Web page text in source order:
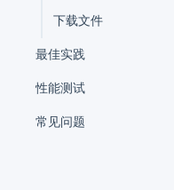
下载文件
最佳实践
性能测试
常见问题